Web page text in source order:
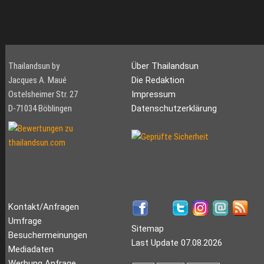
Thailandsun by
Jacques A. Maué
Ostelsheimer Str. 27
D-71034 Böblingen
Über Thailandsun
Die Redaktion
Impressum
Datenschutzerklärung
Kontakt/Anfragen
Umfrage
Besuchermeinungen
Mediadaten
Sitemap
Last Update 07.08.2026